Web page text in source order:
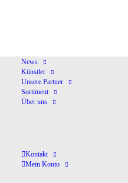
News
Künstler
Unsere Partner
Sortiment
Über uns
Kontakt
Mein Konto
Requiem